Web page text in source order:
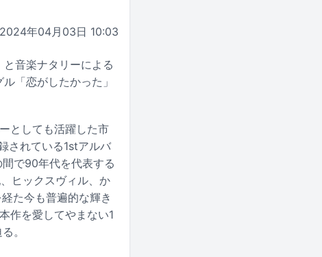
2024年04月03日 10:03
音楽ナタリーによる
「恋がしたかった」
としても活躍した市
されている1stアルバ
で90年代を代表する
ヒックスヴィル、か
た今も普遍的な輝き
作を愛してやまない1
。